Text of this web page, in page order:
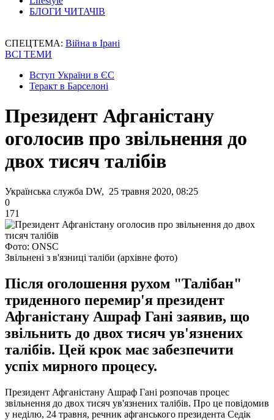
БЛОГИ ЧИТАЧІВ
СПЕЦТЕМА: Війна в Ірані
ВСІ ТЕМИ
Вступ України в ЄС
Теракт в Барселоні
Президент Афганістану
оголосив про звільнення до
двох тисяч талібів
Українська служба DW, 25 травня 2020, 08:25
0
171
Фото: ONSC
Звільнені з в'язниці таліби (архівне фото)
Після оголошення рухом "Талібан"
триденного перемир'я президент
Афганістану Ашраф Гані заявив, що
звільнить до двох тисяч ув'язнених
талібів. Цей крок має забезпечити
успіх мирного процесу.
Президент Афганістану Ашраф Гані розпочав процес
звільнення до двох тисяч ув'язнених талібів. Про це повідомив
у неділю, 24 травня, речник афганського президента Седік